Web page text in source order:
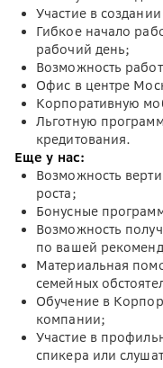
Участие в
Гибкое начало
рабочий день;
Возможность
Офис в центре
Корпоративную
Льготную
кредитования.
Еще у нас:
Возможность
роста;
Бонусные
Возможность
по вашей
Материальная
семейных
Обучение в
компании;
Участие в
спикера или